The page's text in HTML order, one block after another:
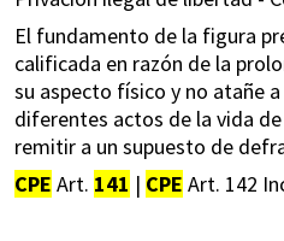
El fundamento de la figura
calificada en razón de la
su aspecto físico y no atañe
diferentes actos de la vida
remitir a un supuesto de
CPE Art. 141 | CPE Art. 142